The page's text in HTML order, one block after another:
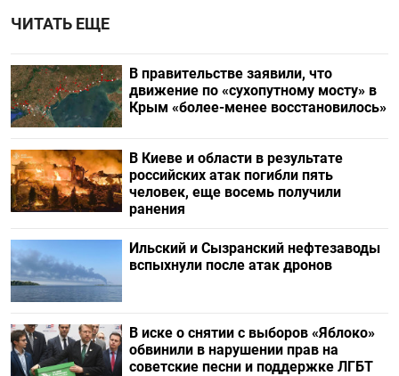
ЧИТАТЬ ЕЩЕ
В правительстве заявили, что
движение по «сухопутному мосту» в
Крым «более-менее восстановилось»
В Киеве и области в результате
российских атак погибли пять
человек, еще восемь получили
ранения
Ильский и Сызранский нефтезаводы
вспыхнули после атак дронов
В иске о снятии с выборов «Яблоко»
обвинили в нарушении прав на
советские песни и поддержке ЛГБТ